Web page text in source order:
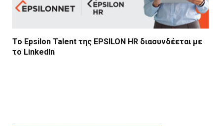
Το Epsilon Talent της EPSILON HR διασυνδέεται με
το LinkedIn